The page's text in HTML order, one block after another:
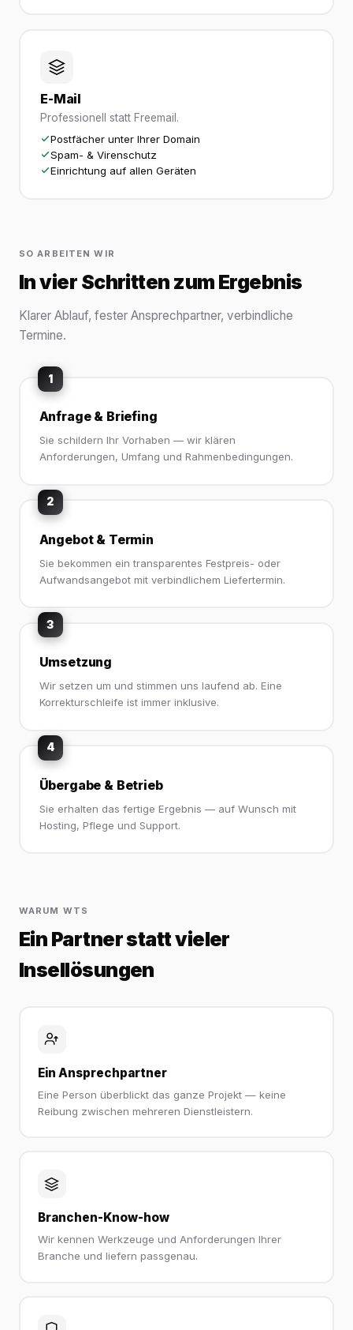
E-Mail
Professionell statt Freemail.
Postfächer unter Ihrer Domain
Spam- & Virenschutz
Einrichtung auf allen Geräten
SO ARBEITEN WIR
In vier Schritten zum Ergebnis
Klarer Ablauf, fester Ansprechpartner, verbindliche
Termine.
1
Anfrage & Briefing
Sie schildern Ihr Vorhaben — wir klären
Anforderungen, Umfang und Rahmenbedingungen.
2
Angebot & Termin
Sie bekommen ein transparentes Festpreis- oder
Aufwandsangebot mit verbindlichem Liefertermin.
3
Umsetzung
Wir setzen um und stimmen uns laufend ab. Eine
Korrekturschleife ist immer inklusive.
4
Übergabe & Betrieb
Sie erhalten das fertige Ergebnis — auf Wunsch mit
Hosting, Pflege und Support.
WARUM WTS
Ein Partner statt vieler
Insellösungen
Ein Ansprechpartner
Eine Person überblickt das ganze Projekt — keine
Reibung zwischen mehreren Dienstleistern.
Branchen-Know-how
Wir kennen Werkzeuge und Anforderungen Ihrer
Branche und liefern passgenau.